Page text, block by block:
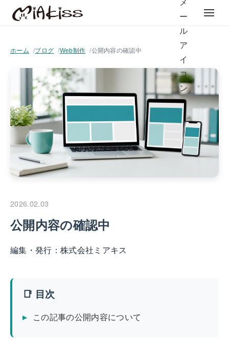
ホーム ブログ Web制作 公開内容の確認中
2026.02.03
公開内容の確認中
編集・発行： 株式会社ミアキス
📑 目次
この記事の公開内容について